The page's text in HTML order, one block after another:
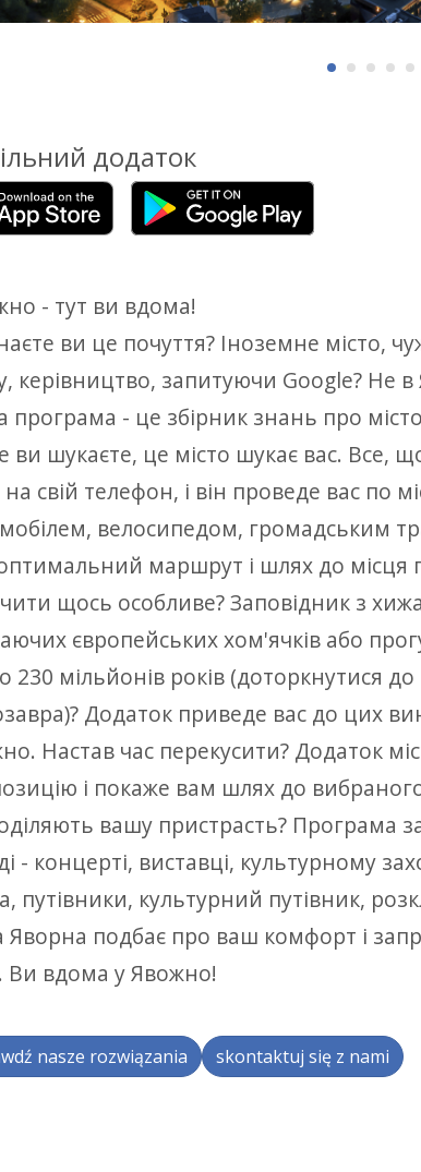
додаток
- тут ви вдома!
ви це почуття? Іноземне місто,
керівництво, запитуючи Google? Не
- це збірник знань про
ви шукаєте, це місто шукає вас. Все,
свій телефон, і він проведе вас по
велосипедом, громадським
маршрут і шлях до місця
щось особливе? Заповідник з
європейських хом'ячків або
230 мільйонів років (доторкнутися
Додаток приведе вас до цих
Настав час перекусити? Додаток
і покаже вам шлях до
вашу пристрасть? Програма
- концерті, виставці, культурному
путівники, культурний путівник,
Яворна подбає про ваш комфорт і
Ви вдома у Явожно!
nasze rozwiązania skontaktuj się z nami